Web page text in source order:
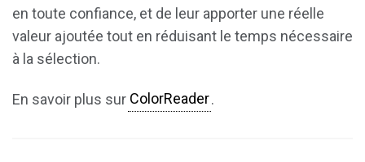
en toute confiance, et de leur apporter une réelle
valeur ajoutée tout en réduisant le temps nécessaire
à la sélection.
En savoir plus sur ColorReader.